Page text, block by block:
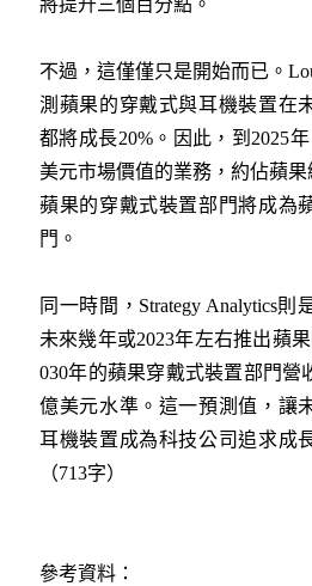
將提升三個百分點。
不過，這僅僅只是開始而已。
測蘋果的穿戴式與耳機裝置在
都將成長20%。因此，到2025
美元市場價值的業務，約佔蘋
蘋果的穿戴式裝置部門將成為
門。
同一時間，Strategy Analytics
未來幾年或2023年左右推出蘋
030年的蘋果穿戴式裝置部門營
億美元水準。這一預測值，讓
耳機裝置成為科技公司追求成
（713字）
參考資料：